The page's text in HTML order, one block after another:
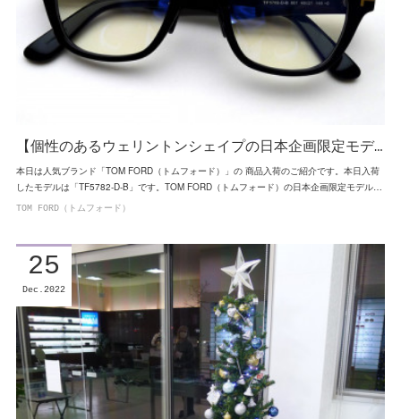
【個性のあるウェリントンシェイプの日本企画限定モデ…
本日は人気ブランド「TOM FORD（トムフォード）」の 商品入荷のご紹介です。本日入荷
したモデルは「TF5782-D-B」です。TOM FORD（トムフォード）の日本企画限定モデル…
TOM FORD（トムフォード）
25
Dec 2022